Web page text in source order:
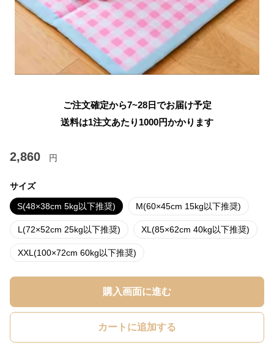
ご注文確定から7~28日でお届け予定
送料は1注文あたり 1000円かかります
2,860 円
サイズ
S(48×38cm 5kg以下推奨) M(60×45cm 15kg以下推奨)
L(72×52cm 25kg以下推奨) XL(85×62cm 40kg以下推奨)
XXL(100×72cm 60kg以下推奨)
購入画面に進む
カートに追加する